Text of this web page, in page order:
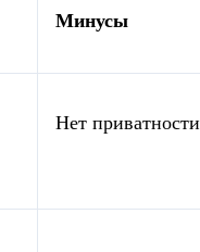
Минусы
Нет приватности